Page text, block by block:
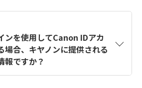
方法は【カメラ】Canon IDとは
IDの作成方法は？をご確認く
ンを使用してCanon IDアカ
場合、キヤノンに提供される
報ですか？